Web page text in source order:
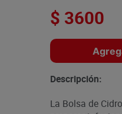
$ 3600
Descripción:
La Bolsa de